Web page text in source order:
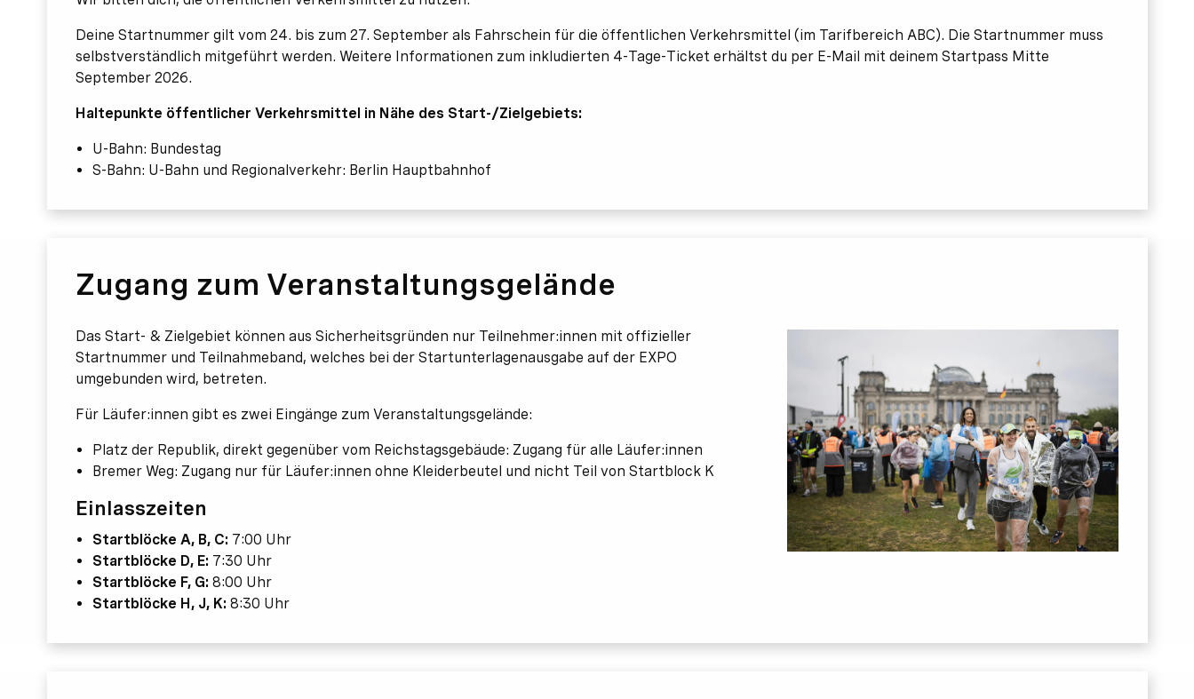
Deine Startnummer gilt vom 24. bis zum 27. September als Fahrschein für die öffentlichen Verkehrsmittel (im Tarifbereich ABC). Die Startnummer muss
selbstverständlich mitgeführt werden. Weitere Informationen zum inkludierten 4-Tage-Ticket erhältst du per E-Mail mit deinem Startpass Mitte
September 2026.
Haltepunkte öffentlicher Verkehrsmittel in Nähe des Start-/Zielgebiets:
U-Bahn: Bundestag
S-Bahn: U-Bahn und Regionalverkehr: Berlin Hauptbahnhof
Zugang zum Veranstaltungsgelände
Das Start- & Zielgebiet können aus Sicherheitsgründen nur Teilnehmer:innen mit offizieller
Startnummer und Teilnahmeband, welches bei der Startunterlagenausgabe auf der EXPO
umgebunden wird, betreten.
Für Läufer:innen gibt es zwei Eingänge zum Veranstaltungsgelände:
Platz der Republik, direkt gegenüber vom Reichstagsgebäude: Zugang für alle Läufer:innen
Bremer Weg: Zugang nur für Läufer:innen ohne Kleiderbeutel und nicht Teil von Startblock K
Einlasszeiten
Startblöcke A, B, C: 7:00 Uhr
Startblöcke D, E: 7:30 Uhr
Startblöcke F, G: 8:00 Uhr
Startblöcke H, J, K: 8:30 Uhr